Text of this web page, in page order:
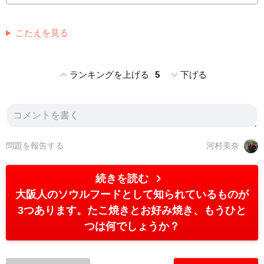
こたえを見る
expand_lessランキングを上げる 5 expand_more下げる
河村美奈
問題を報告する
続きを読む chevron_right
大阪人のソウルフードとして知られているものが
3つあります。たこ焼きとお好み焼き、もうひと
つは何でしょうか？